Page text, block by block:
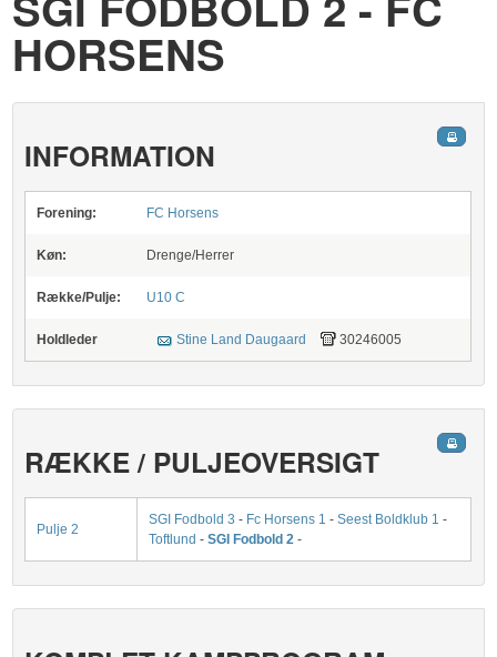
HORSENS
INFORMATION
Forening: FC Horsens
Køn: Drenge/Herrer
Række/Pulje: U10 C
Holdleder Stine Land Daugaard 30246005
RÆKKE / PULJEOVERSIGT
Pulje 2
SGI Fodbold 3 - Fc Horsens 1 -Seest Boldklub 1 -
Toftlund-SGI Fodbold 2 -